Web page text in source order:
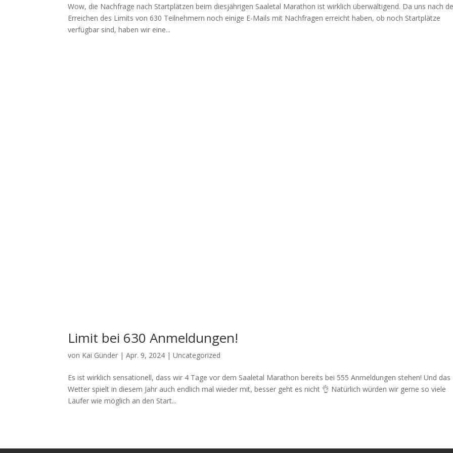
Wow, die Nachfrage nach Startplätzen beim diesjährigen Saaletal Marathon ist wirklich überwältigend. Da uns nach
Erreichen des Limits von 630 Teilnehmern noch einige E-Mails mit Nachfragen erreicht haben, ob noch Startplätze
verfügbar sind, haben wir eine...
Limit bei 630 Anmeldungen!
von Kai Günder |Apr. 9, 2024 |Uncategorized
Es ist wirklich sensationell, dass wir 4 Tage vor dem Saaletal Marathon bereits bei 555 Anmeldungen stehen! Und das
Wetter spielt in diesem Jahr auch endlich mal wieder mit, besser geht es nicht 👌 Natürlich würden wir gerne so viele
Läufer wie möglich an den Start...